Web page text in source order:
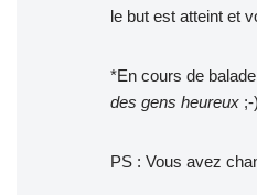
le but est atteint et
*En cours de
des gens heureux ;-)
PS : Vous avez